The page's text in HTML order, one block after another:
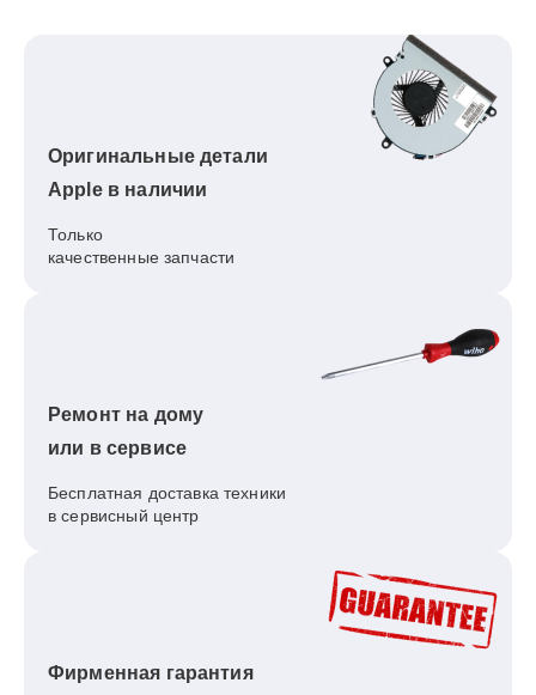
Оригинальные детали
Apple в наличии
Только
качественные запчасти
Ремонт на дому
или в сервисе
Бесплатная доставка техники
в сервисный центр
Фирменная гарантия